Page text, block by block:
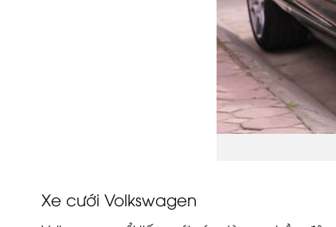
Xe cưới Volkswagen